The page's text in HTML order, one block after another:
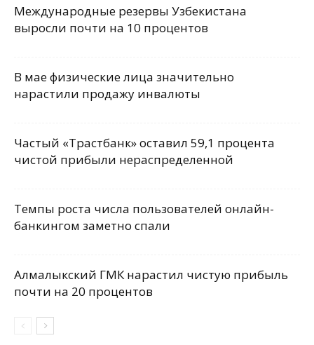
Международные резервы Узбекистана
выросли почти на 10 процентов
В мае физические лица значительно
нарастили продажу инвалюты
Частый «Трастбанк» оставил 59,1 процента
чистой прибыли нераспределенной
Темпы роста числа пользователей онлайн-
банкингом заметно спали
Алмалыкский ГМК нарастил чистую прибыль
почти на 20 процентов